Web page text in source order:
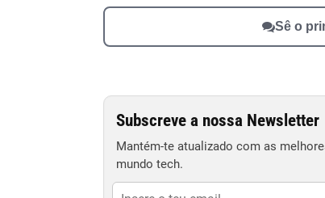
Sê o
Subscreve a nossa Newsletter
Mantém-te atualizado com as
mundo tech.